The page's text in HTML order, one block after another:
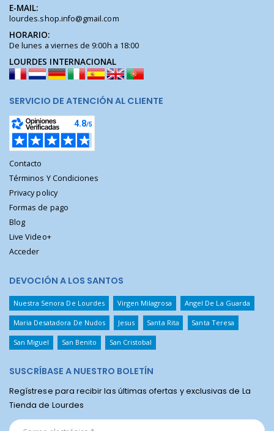
E-MAIL:
lourdes.shop.info@gmail.com
HORARIO:
De lunes a viernes de 9:00h a 18:00
LOURDES INTERNACIONAL
SERVICIO DE ATENCIÓN AL CLIENTE
Contacto
Términos Y Condiciones
Privacy policy
Formas de pago
Blog
Live Video+
Acceder
DEVOCIÓN A LOS SANTOS
Nuestra Senora De Lourdes Virgen Milagrosa Angel De La Guarda
Maria Desatadora De Nudos Jesus Santa Rita Santa Teresa
San Miguel San Benito San Cristobal
SUSCRÍBASE A NUESTRO BOLETÍN
Regístrese para recibir las últimas ofertas y exclusivas de La
Tienda de Lourdes